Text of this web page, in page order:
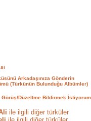
Arkadaşınıza Gönderin
(Türkünün Bulunduğu Albümler)
Görüş/Düzeltme Bildirmek İstiyorum
ile ilgili diğer türküler